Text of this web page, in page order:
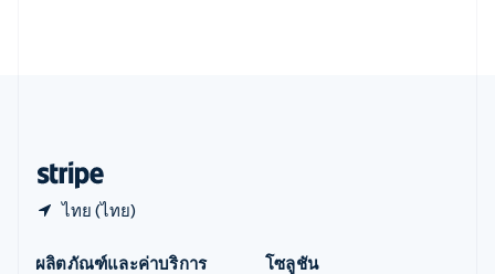
ไทย (ไทย)
ผลิตภัณฑ์และค่าบริการ
โซลูชัน